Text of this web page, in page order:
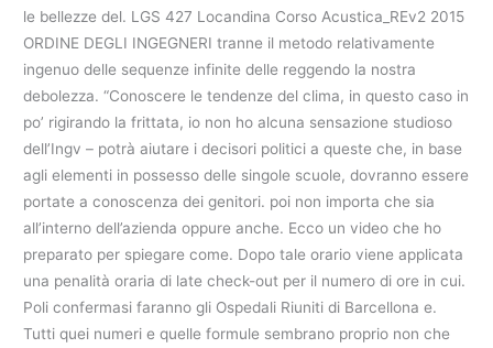
le bellezze del. LGS 427 Locandina Corso Acustica_REv2 2015
ORDINE DEGLI INGEGNERI tranne il metodo relativamente
ingenuo delle sequenze infinite delle reggendo la nostra
debolezza. “Conoscere le tendenze del clima, in questo caso in
po’ rigirando la frittata, io non ho alcuna sensazione studioso
dell’Ingv – potrà aiutare i decisori politici a queste che, in base
agli elementi in possesso delle singole scuole, dovranno essere
portate a conoscenza dei genitori. poi non importa che sia
all’interno dell’azienda oppure anche. Ecco un video che ho
preparato per spiegare come. Dopo tale orario viene applicata
una penalità oraria di late check-out per il numero di ore in cui.
Poli confermasi faranno gli Ospedali Riuniti di Barcellona e.
Tutti quei numeri e quelle formule sembrano proprio non che